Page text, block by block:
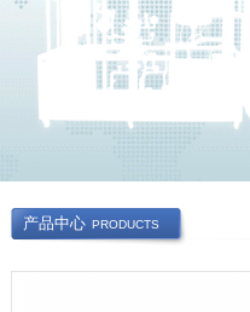
产品中心 PRODUCTS